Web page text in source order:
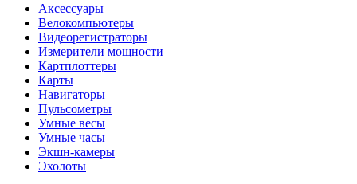
Аксессуары
Велокомпьютеры
Видеорегистраторы
Измерители мощности
Картплоттеры
Карты
Навигаторы
Пульсометры
Умные весы
Умные часы
Экшн-камеры
Эхолоты